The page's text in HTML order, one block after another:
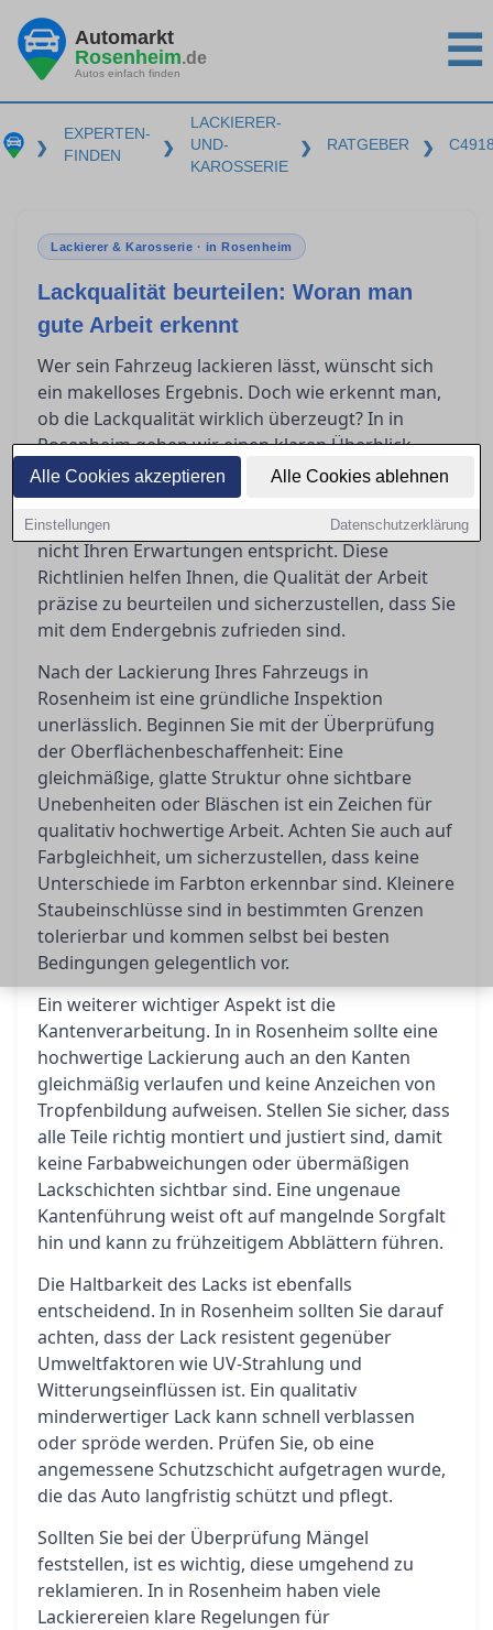
Alle Cookies akzeptieren Alle Cookies ablehnen
Einstellungen Datenschutzerklärung
Automarkt
Rosenheim.de
Autos einfach finden ☰
❯
EXPERTEN-
FINDEN
❯
LACKIERER-
UND-
KAROSSERIE
❯ RATGEBER ❯
Lackierer & Karosserie · in Rosenheim
Lackqualität beurteilen: Woran man
gute Arbeit erkennt
Wer sein Fahrzeug lackieren lässt, wünscht sich
ein makelloses Ergebnis. Doch wie erkennt man,
ob die Lackqualität wirklich überzeugt? In in
Rosenheim geben wir einen klaren Überblick
darüber, was nach einer Lackierung zu prüfen ist,
welche Toleranzen akzeptabel sind und welche
Schritte Sie einleiten können, wenn das Ergebnis
nicht Ihren Erwartungen entspricht. Diese
Richtlinien helfen Ihnen, die Qualität der Arbeit
präzise zu beurteilen und sicherzustellen, dass Sie
mit dem Endergebnis zufrieden sind.
Nach der Lackierung Ihres Fahrzeugs in
Rosenheim ist eine gründliche Inspektion
unerlässlich. Beginnen Sie mit der Überprüfung
der Oberflächenbeschaffenheit: Eine
gleichmäßige, glatte Struktur ohne sichtbare
Unebenheiten oder Bläschen ist ein Zeichen für
qualitativ hochwertige Arbeit. Achten Sie auch auf
Farbgleichheit, um sicherzustellen, dass keine
Unterschiede im Farbton erkennbar sind. Kleinere
Staubeinschlüsse sind in bestimmten Grenzen
tolerierbar und kommen selbst bei besten
Bedingungen gelegentlich vor.
Ein weiterer wichtiger Aspekt ist die
Kantenverarbeitung. In in Rosenheim sollte eine
hochwertige Lackierung auch an den Kanten
gleichmäßig verlaufen und keine Anzeichen von
Tropfenbildung aufweisen. Stellen Sie sicher, dass
alle Teile richtig montiert und justiert sind, damit
keine Farbabweichungen oder übermäßigen
Lackschichten sichtbar sind. Eine ungenaue
Kantenführung weist oft auf mangelnde Sorgfalt
hin und kann zu frühzeitigem Abblättern führen.
Die Haltbarkeit des Lacks ist ebenfalls
entscheidend. In in Rosenheim sollten Sie darauf
achten, dass der Lack resistent gegenüber
Umweltfaktoren wie UV-Strahlung und
Witterungseinflüssen ist. Ein qualitativ
minderwertiger Lack kann schnell verblassen
oder spröde werden. Prüfen Sie, ob eine
angemessene Schutzschicht aufgetragen wurde,
die das Auto langfristig schützt und pflegt.
Sollten Sie bei der Überprüfung Mängel
feststellen, ist es wichtig, diese umgehend zu
reklamieren. In in Rosenheim haben viele
Lackierereien klare Regelungen für